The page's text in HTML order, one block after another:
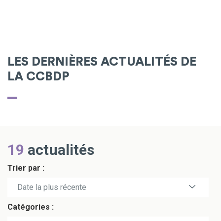
LES DERNIÈRES ACTUALITÉS DE
LA CCBDP
19 actualités
Trier par :
Date la plus récente
Date la plus ancienne
Catégories :